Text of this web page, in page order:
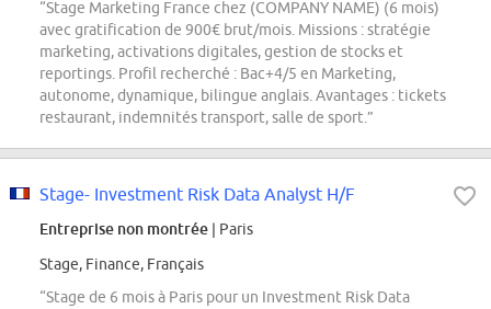
“Stage Marketing France chez (COMPANY NAME) (6 mois)
avec gratification de 900€ brut/mois. Missions : stratégie
marketing, activations digitales, gestion de stocks et
reportings. Profil recherché : Bac+4/5 en Marketing,
autonome, dynamique, bilingue anglais. Avantages : tickets
restaurant, indemnités transport, salle de sport.”
Stage- Investment Risk Data Analyst H/F
Entreprise non montrée | Paris
Stage, Finance, Français
“Stage de 6 mois à Paris pour un Investment Risk Data